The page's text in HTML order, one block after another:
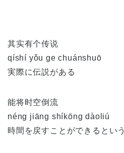
其实有个传说
qíshí yǒu ge chuánshuō
実際に伝説がある
能将时空倒流
néng jiāng shíkōng dàoliú
時間を戻すことができるという